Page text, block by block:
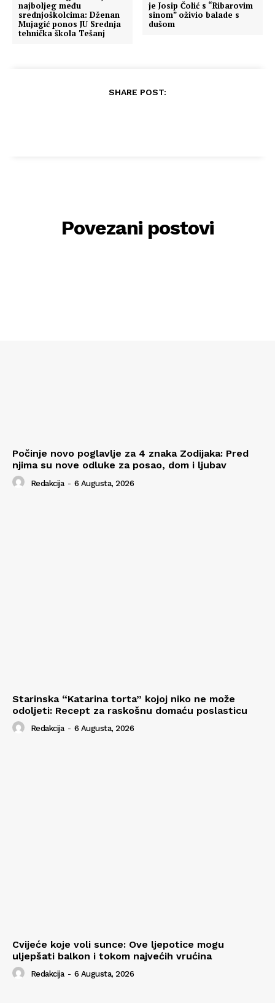
najboljeg među
srednjoškolcima: Dženan
Mujagić ponos JU Srednja
tehnička škola Tešanj
je Josip Čolić s “Ribarovim
sinom” oživio balade s
dušom
SHARE POST:
Povezani postovi
Počinje novo poglavlje za 4 znaka Zodijaka: Pred
njima su nove odluke za posao, dom i ljubav
Redakcija - 6 Augusta, 2026
Starinska “Katarina torta” kojoj niko ne može
odoljeti: Recept za raskošnu domaću poslasticu
Redakcija - 6 Augusta, 2026
Cvijeće koje voli sunce: Ove ljepotice mogu
uljepšati balkon i tokom najvećih vrućina
Redakcija - 6 Augusta, 2026